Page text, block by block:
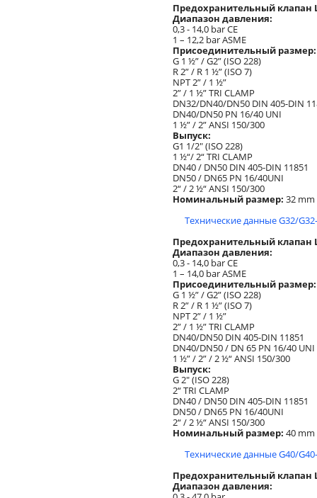
Предохранительный клапан
Диапазон давления:
0,3 - 14,0 bar CE
1 – 12,2 bar ASME
Присоединительный размер:
G 1 ½” / G2” (ISO 228)
R 2” / R 1 ½” (ISO 7)
NPT 2” / 1 ½”
2” / 1 ½” TRI CLAMP
DN32/DN40/DN50 DIN 405-DIN
DN40/DN50 PN 16/40 UNI
1 ½” / 2” ANSI 150/300
Выпуск:
G1 1/2" (ISO 228)
1 ½“/ 2“ TRI CLAMP
DN40 / DN50 DIN 405-DIN 11851
DN50 / DN65 PN 16/40UNI
2“ / 2 ½“ ANSI 150/300
Номинальный размер: 32 mm
Технические данные G32/
Предохранительный клапан
Диапазон давления:
0,3 - 14,0 bar CE
1 – 14,0 bar ASME
Присоединительный размер:
G 1 ½” / G2” (ISO 228)
R 2” / R 1 ½” (ISO 7)
NPT 2” / 1 ½”
2” / 1 ½” TRI CLAMP
DN40/DN50 DIN 405-DIN 11851
DN40/DN50 / DN 65 PN 16/40 UNI
1 ½” / 2” / 2 ½“ ANSI 150/300
Выпуск:
G 2" (ISO 228)
2“ TRI CLAMP
DN40 / DN50 DIN 405-DIN 11851
DN50 / DN65 PN 16/40UNI
2“ / 2 ½“ ANSI 150/300
Номинальный размер: 40 mm
Технические данные G40/
Предохранительный клапан
Диапазон давления: